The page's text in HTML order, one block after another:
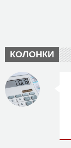
КОЛОНКИ